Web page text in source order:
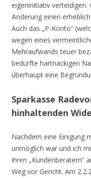
eigeninitiativ verteidigen.
Änderung einen
Auch das „P-Konto“
wegen eines
Mehraufwands teuer
bedürfte hartnäckigen
überhaupt eine
Sparkasse
hinhaltenden
Nachdem eine Einigung
unmöglich war und ich
ihren „Kundenberatern“
Weg vor Gericht. Am